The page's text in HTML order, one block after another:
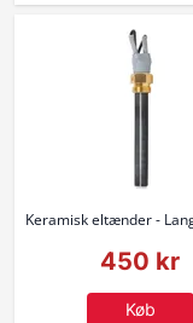
Keramisk eltænder -
450 kr
Køb